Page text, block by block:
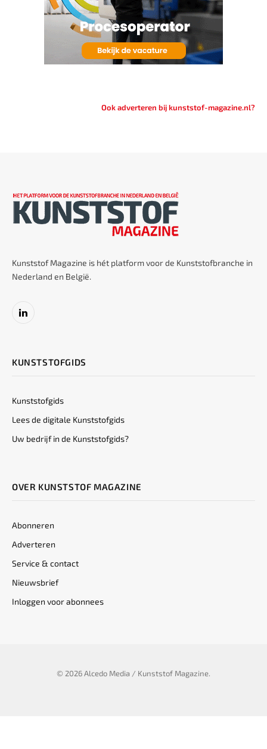
Ook adverteren bij kunststof-magazine.nl?
Kunststof Magazine is hét platform voor de Kunststofbranche in
Nederland en België.
LinkedIn
KUNSTSTOFGIDS
Kunststofgids
Lees de digitale Kunststofgids
Uw bedrijf in de Kunststofgids?
OVER KUNSTSTOF MAGAZINE
Abonneren
Adverteren
Service & contact
Nieuwsbrief
Inloggen voor abonnees
© 2026 Alcedo Media / Kunststof Magazine.